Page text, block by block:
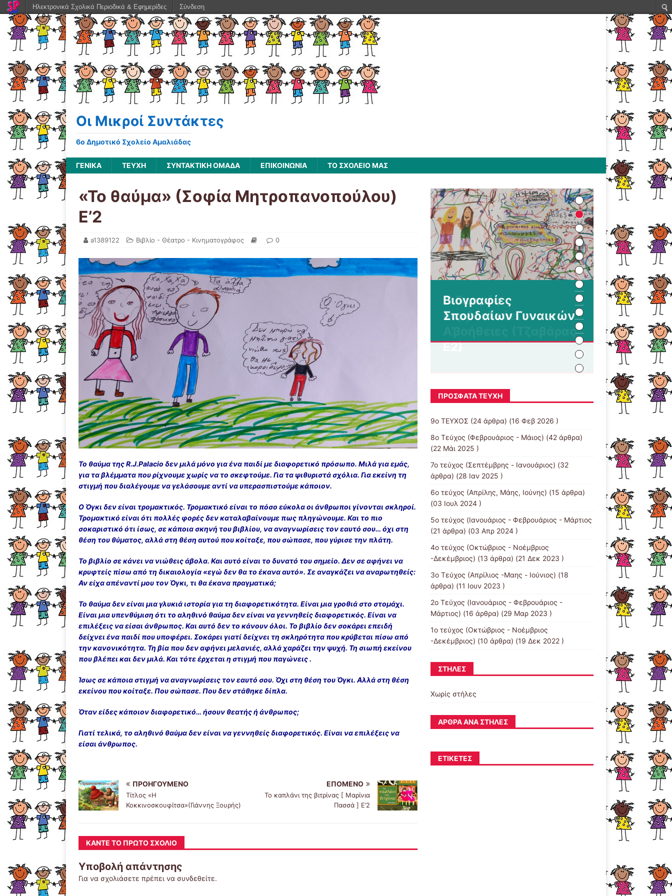
Οι Μικροί Συντάκτες
6ο Δημοτικό Σχολείο Αμαλιάδας
ΓΕΝΙΚΆ ΤΕΥΧΗ ΣΥΝΤΑΚΤΙΚΗ ΟΜΑΔΑ ΕΠΙΚΟΙΝΩΝΙΑ ΤΟ ΣΧΟΛΕΙΟ ΜΑΣ
«Το θαύμα» (Σοφία Μητροπανοπούλου)
E’2
a1389122 Βιβλίο - Θέατρο - Κινηματογράφος 0
Το θαύμα της R.J.Palacio δεν μιλά μόνο για ένα παιδί με διαφορετικό πρόσωπο. Μιλά για εμάς,
για τα βλέμματα που ρίχνουμε χωρίς να το σκεφτούμε. Για τα ψιθυριστά σχόλια. Για εκείνη τη
στιγμή που διαλέγουμε να γελάσουμε αντί να υπερασπιστούμε κάποιον.
Ο Όγκι δεν είναι τρομακτικός. Τρομακτικό είναι το πόσο εύκολα οι άνθρωποι γίνονται σκληροί.
Τρομακτικό είναι ότι πολλές φορές δεν καταλαβαίνουμε πως πληγώνουμε. Και το πιο
σοκαριστικό ότι ίσως, σε κάποια σκηνή του βιβλίου, να αναγνωρίσεις τον εαυτό σου… όχι στη
θέση του θύματος, αλλά στη θέση αυτού που κοίταξε, που σώπασε, που γύρισε την πλάτη.
Το βιβλίο σε κάνει να νιώθεις άβολα. Και αυτό είναι το δυνατό του σημείο. Δεν σε αφήνει να
κρυφτείς πίσω από τη δικαιολογία «εγώ δεν θα το έκανα αυτό». Σε αναγκάζει να αναρωτηθείς:
Αν είχα απέναντί μου τον Όγκι, τι θα έκανα πραγματικά;
Το θαύμα δεν είναι μια γλυκιά ιστορία για τη διαφορετικότητα. Είναι μια γροθιά στο στομάχι.
Είναι μια υπενθύμιση ότι το αληθινό θαύμα δεν είναι να γεννηθείς διαφορετικός. Είναι να
επιλέξεις να είσαι άνθρωπος. Και αυτό δεν το κάνουν όλοι. Το βιβλίο δεν σοκάρει επειδή
δείχνει ένα παιδί που υποφέρει. Σοκάρει γιατί δείχνει τη σκληρότητα που κρύβεται πίσω από
την κανονικότητα. Τη βία που δεν αφήνει μελανιές, αλλά χαράζει την ψυχή. Τη σιωπή εκείνου
που βλέπει και δεν μιλά. Και τότε έρχεται η στιγμή που παγώνεις .
Ίσως σε κάποια στιγμή να αναγνωρίσεις τον εαυτό σου. Όχι στη θέση του Όγκι. Αλλά στη θέση
εκείνου που κοίταξε. Που σώπασε. Που δεν στάθηκε δίπλα.
Όταν είδες κάποιον διαφορετικό… ήσουν θεατής ή άνθρωπος;
Γιατί τελικά, το αληθινό θαύμα δεν είναι να γεννηθείς διαφορετικός. Είναι να επιλέξεις να
είσαι άνθρωπος.
ΠΡΟΗΓΟΎΜΕΝΟ
Τίτλος «Η
Κοκκινοσκουφίτσα»(Γιάννης Ξουρής)
ΕΠΌΜΕΝΟ
Το καπλάνι της βιτρίνας [ Μαρίνια
Πασσά ] E’2
ΚΆΝΤΕ ΤΟ ΠΡΏΤΟ ΣΧΌΛΙΟ
Υποβολή απάντησης
Για να σχολιάσετε πρέπει να συνδεθείτε.
Ο Γιατρός
συμβουλεύει
Α’βοήθειες (Τζαβάρας
Ε2)
ΠΡΌΣΦΑΤΑ ΤΕΎΧΗ
9ο ΤΕΥΧΟΣ (24 άρθρα) (16 Φεβ 2026 )
8o Τεύχος (Φεβρουάριος - Μάιος) (42 άρθρα)
(22 Μάι 2025 )
7o τεύχος (Σεπτέμβρης - Ιανουάριος) (32
άρθρα) (28 Ιαν 2025 )
6ο τεύχος (Απρίλης, Μάης, Ιούνης) (15 άρθρα)
(03 Ιουλ 2024 )
5ο τεύχος (Ιανουάριος - Φεβρουάριος - Μάρτιος
(21 άρθρα) (03 Απρ 2024 )
4o τεύχος (Οκτώβριος - Νοέμβριος
-Δεκέμβριος) (13 άρθρα) (21 Δεκ 2023 )
3o Τεύχος (Απρίλιος -Μαης - Ιούνιος) (18
άρθρα) (11 Ιουν 2023 )
2o Τεύχος (Ιανουάριος - Φεβρουάριος -
Μάρτιος) (16 άρθρα) (29 Μαρ 2023 )
1ο τεύχος (Οκτώβριος - Νοέμβριος
-Δεκέμβριος) (10 άρθρα) (19 Δεκ 2022 )
ΣΤΉΛΕΣ
Χωρίς στήλες
ΆΡΘΡΑ ΑΝΆ ΣΤΉΛΕΣ
ΕΤΙΚΈΤΕΣ
Ηλεκτρονικά Σχολικά Περιοδικά & Εφημερίδες Σύνδεση